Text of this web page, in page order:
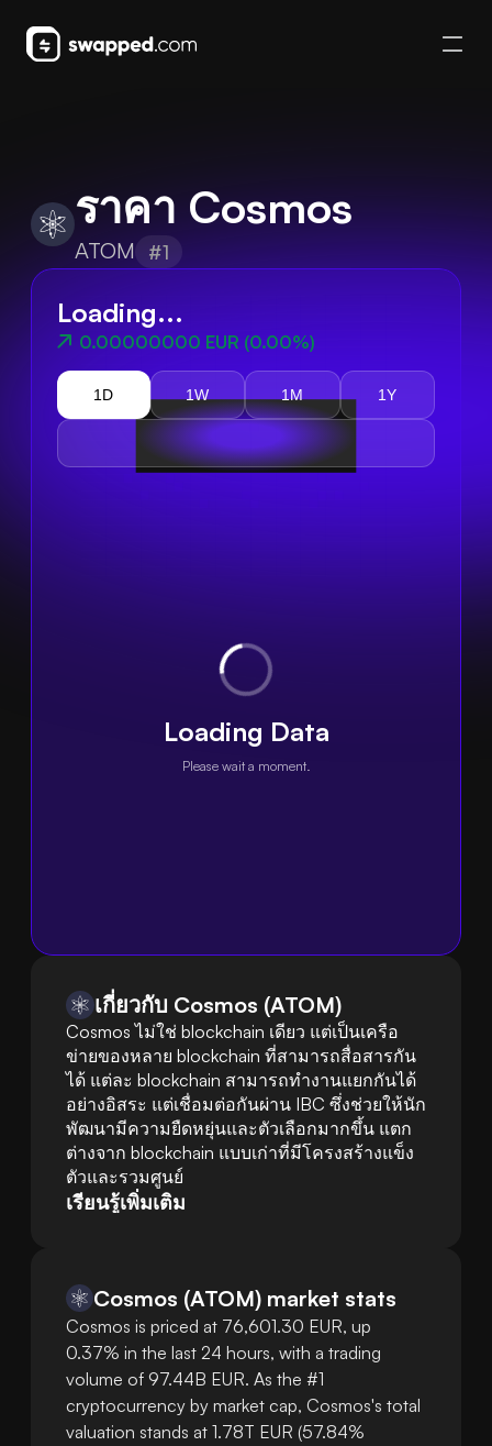
ราคา Cosmos
ATOM #1
Loading...
0.00000000 EUR (0.00%)
1D 1W 1M 1Y
Loading Data
Please wait a moment.
เกี่ยวกับ Cosmos (ATOM)
Cosmos ไม่ใช่ blockchain เดียว แต่เป็นเครือ
ข่ายของหลาย blockchain ที่สามารถสื่อสารกัน
ได้ แต่ละ blockchain สามารถทำงานแยกกันได้
อย่างอิสระ แต่เชื่อมต่อกันผ่าน IBC ซึ่งช่วยให้นัก
พัฒนามีความยืดหยุ่นและตัวเลือกมากขึ้น แตก
ต่างจาก blockchain แบบเก่าที่มีโครงสร้างแข็ง
ตัวและรวมศูนย์
เรียนรู้เพิ่มเติม
Cosmos (ATOM) market stats
Cosmos is priced at 76,601.30 EUR, up
0.37% in the last 24 hours, with a trading
volume of 97.44B EUR. As the #1
cryptocurrency by market cap, Cosmos's total
valuation stands at 1.78T EUR (57.84%